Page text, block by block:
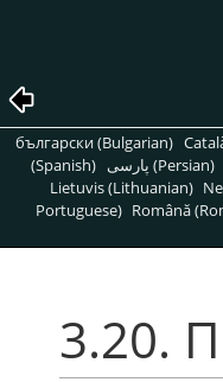
български (Bulgarian)
(Spanish)
پارسی (Persian)
Lietuvis (Lithuanian)
Portuguese) Română
3.20.